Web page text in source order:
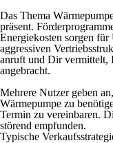
Das Thema
präsent.
Energiekosten sorgen
aggressiven
anruft und Dir vermittelt,
angebracht.
Mehrere Nutzer geben
Wärmepumpe zu
Termin zu vereinbaren.
störend empfunden.
Typische